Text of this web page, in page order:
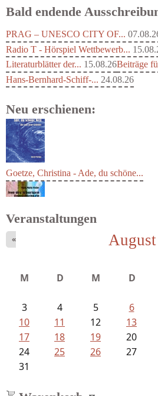
Bald endende
PRAG – UNESCO CITY OF...
Radio T - Hörspiel Wettbewerb...
Literaturblätter der... 15.08.26Beiträge
Hans-Bernhard-Schiff-... 24.08.26
Neu erschienen:
Goetze, Christina - Ade, du schöne...
Veranstaltungen
August
«
M D M D
3
4 5 6
10
11 12 13
17
18 19 20
24
25 26 27
31